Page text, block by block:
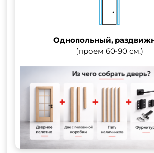
Однопольный,
(проем 60-90 см.)